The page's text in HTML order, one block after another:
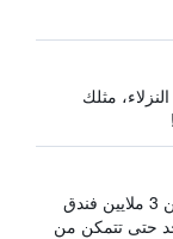
مثلك
يبحث HotelsCombined في أكثر من 3 ملايين فندق
حتى تتمكن من